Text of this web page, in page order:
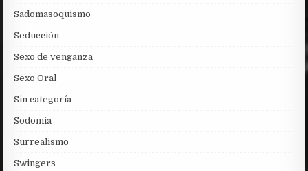
Sadomasoquismo
Seducción
Sexo de venganza
Sexo Oral
Sin categoría
Sodomia
Surrealismo
Swingers